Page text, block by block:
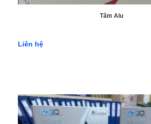
Tấm Alu
Liên hệ